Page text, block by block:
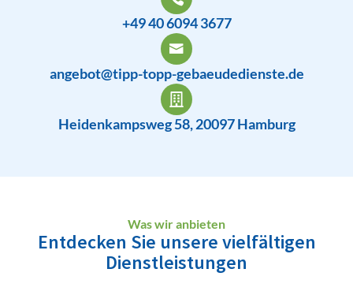
+49 40 6094 3677
angebot@tipp-topp-gebaeudedienste.de
Heidenkampsweg 58, 20097 Hamburg
Was wir anbieten
Entdecken Sie unsere vielfältigen
Dienstleistungen